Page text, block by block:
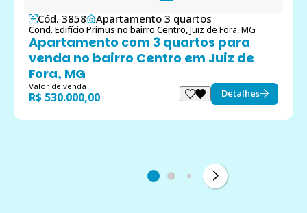
Cód. 3858 Apartamento 3 quartos
Cond. Edifício Primus no bairro Centro,Juiz de Fora, MG
Apartamento com 3 quartos para
venda no bairro Centro em Juiz de
Fora, MG
Valor de venda
R$ 530.000,00 Detalhes